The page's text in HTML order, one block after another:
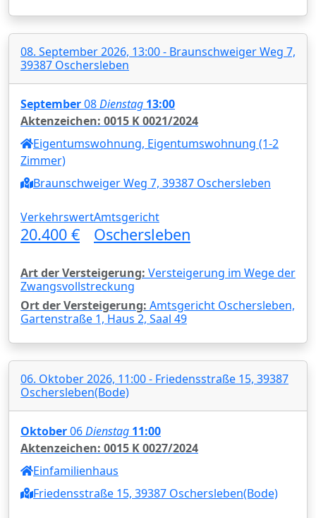
08. September 2026, 13:00 - Braunschweiger Weg 7,
39387 Oschersleben
September08Dienstag 13:00
Aktenzeichen: 0015 K 0021/2024
Eigentumswohnung, Eigentumswohnung (1-2
Zimmer)
Braunschweiger Weg 7, 39387 Oschersleben
Verkehrswert
20.400 €
Amtsgericht
Oschersleben
Art der Versteigerung: Versteigerung im Wege der
Zwangsvollstreckung
Ort der Versteigerung: Amtsgericht Oschersleben,
Gartenstraße 1, Haus 2, Saal 49
06. Oktober 2026, 11:00 - Friedensstraße 15, 39387
Oschersleben(Bode)
Oktober06Dienstag 11:00
Aktenzeichen: 0015 K 0027/2024
Einfamilienhaus
Friedensstraße 15, 39387 Oschersleben(Bode)